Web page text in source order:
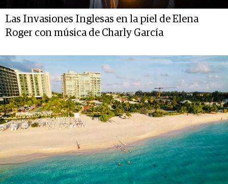
Las Invasiones Inglesas en la piel de Elena
Roger con música de Charly García